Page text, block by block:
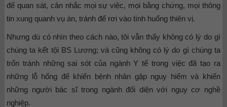
để quan sát, cân nhắc mọi sự việc, mọi bằng chứng, mọi thông
tin xung quanh vụ án, tránh để rơi vào tình huống thiên vị.
Nhưng dù có nhìn theo cách nào, tôi vẫn thấy không có lý do gì
chúng ta kết tội BS Lương; và cũng không có lý do gì chúng ta
trốn tránh những sai sót của ngành Y tế trong việc đã tạo ra
những lỗ hổng để khiến bệnh nhân gặp nguy hiểm và khiến
những người bác sĩ trong ngành đối diện với nguy cơ nghề
nghiệp.